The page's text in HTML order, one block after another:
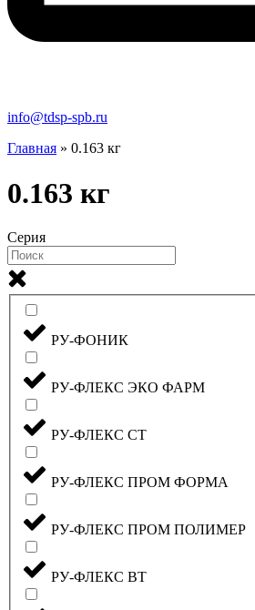
info@tdsp-spb.ru
Главная » 0.163 кг
0.163 кг
Серия
РУ-ФОНИК
РУ-ФЛЕКС ЭКО ФАРМ
РУ-ФЛЕКС СТ
РУ-ФЛЕКС ПРОМ ФОРМА
РУ-ФЛЕКС ПРОМ ПОЛИМЕР
РУ-ФЛЕКС ВТ